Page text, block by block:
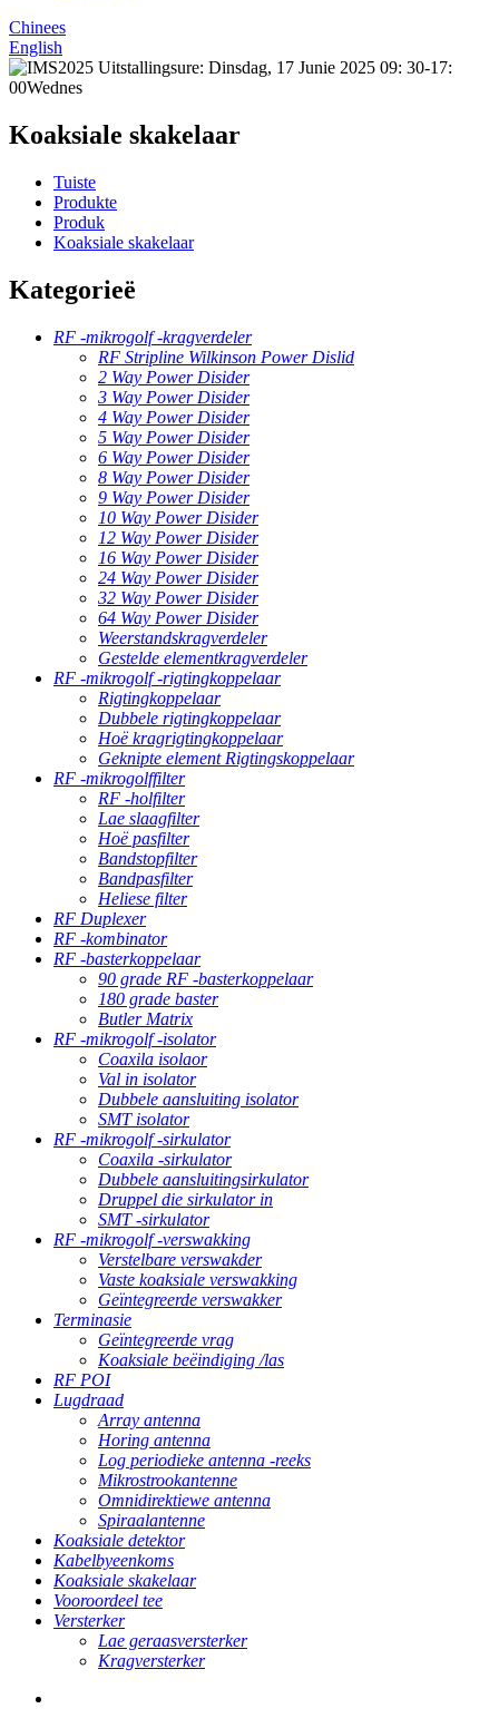
Chinees
English
Koaksiale skakelaar
Tuiste
Produkte
Produk
Koaksiale skakelaar
Kategorieë
RF -mikrogolf -kragverdeler
RF Stripline Wilkinson Power Dislid
2 Way Power Disider
3 Way Power Disider
4 Way Power Disider
5 Way Power Disider
6 Way Power Disider
8 Way Power Disider
9 Way Power Disider
10 Way Power Disider
12 Way Power Disider
16 Way Power Disider
24 Way Power Disider
32 Way Power Disider
64 Way Power Disider
Weerstandskragverdeler
Gestelde elementkragverdeler
RF -mikrogolf -rigtingkoppelaar
Rigtingkoppelaar
Dubbele rigtingkoppelaar
Hoë kragrigtingkoppelaar
Geknipte element Rigtingskoppelaar
RF -mikrogolffilter
RF -holfilter
Lae slaagfilter
Hoë pasfilter
Bandstopfilter
Bandpasfilter
Heliese filter
RF Duplexer
RF -kombinator
RF -basterkoppelaar
90 grade RF -basterkoppelaar
180 grade baster
Butler Matrix
RF -mikrogolf -isolator
Coaxila isolaor
Val in isolator
Dubbele aansluiting isolator
SMT isolator
RF -mikrogolf -sirkulator
Coaxila -sirkulator
Dubbele aansluitingsirkulator
Druppel die sirkulator in
SMT -sirkulator
RF -mikrogolf -verswakking
Verstelbare verswakder
Vaste koaksiale verswakking
Geïntegreerde verswakker
Terminasie
Geïntegreerde vrag
Koaksiale beëindiging /las
RF POI
Lugdraad
Array antenna
Horing antenna
Log periodieke antenna -reeks
Mikrostrookantenne
Omnidirektiewe antenna
Spiraalantenne
Koaksiale detektor
Kabelbyeenkoms
Koaksiale skakelaar
Vooroordeel tee
Versterker
Lae geraasversterker
Kragversterker